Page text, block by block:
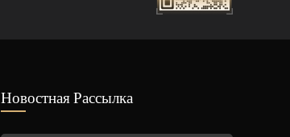
Новостная Рассылка